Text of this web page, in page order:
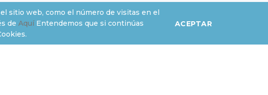
sitio web, como el número de visitas en el
de AquíEntendemos que si continúas
ACEPTAR
SU CUENTA
Su cuenta